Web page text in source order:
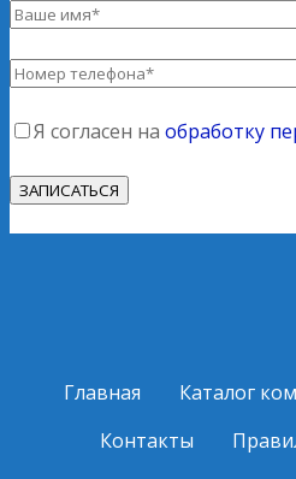
Я согласен на обработку
Главная Каталог
Контакты